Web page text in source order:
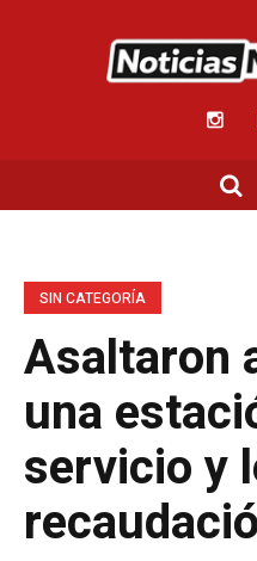
SIN CATEGORÍA
Asaltaron
una
servicio y